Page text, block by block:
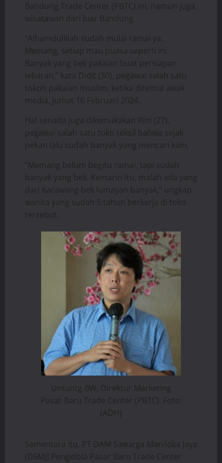
Bandung Trade Center (PBTC) ini, namun juga
wisatawan dari luar Bandung.
“Alhamdullilah sudah mulai ramai ya.
Memang, setiap mau puasa seperti ini.
Banyak yang beli pakaian buat persiapan
lebaran,” kata Didit (30), pegawai salah satu
tokoh pakaian muslim, ketika ditemui awak
media, Jumat 16 Februari 2024..
Hal senada juga dikemukakan Rini (27),
pegawai salah satu toko teksil bahwa sejak
pekan lalu sudah banyak yang mencari kain.
“Memang belum begitu ramai, tapi sudah
banyak yang beli. Kemarin itu, malah ada yang
dari Karawang beli lumayan banyak,” ungkap
wanita yang sudah 5 tahun berkerja di toko
tersebut.
Untuntg BW, Direktur Marketing
Pasar Baru Trade Center (PBTC). Foto:
(ADH)
Sementara itu, PT DAM Sawarga Maniloka Jaya
(DSMJ) Pengelola Pasar Baru Trade Center